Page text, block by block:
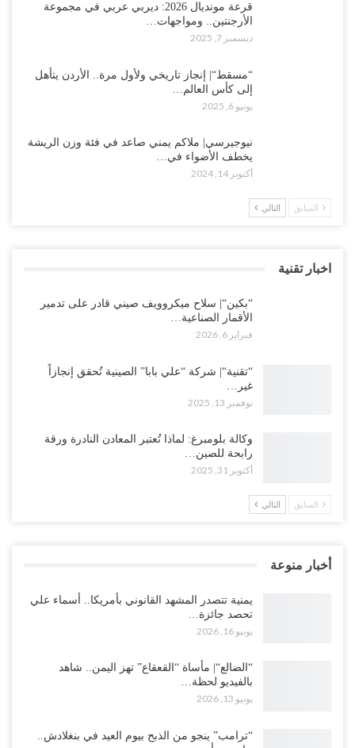
قرعة مونديال 2026: ديربي عربي في مجموعة
الأرجنتين.. ومواجهات…
ديسمبر 7, 2025
“مسقط“| إنجاز تاريخي ولأول مرة.. الأردن يتأهل
إلى كأس العالم…
يونيو 6, 2025
نيوجيرسي| ملاكم يمني صاعد في فئة وزن الريشة
يخطف الأضواء في…
أكتوبر 14, 2024
السابق التالي
اخبار تقنية
“بكين“| سلاح ميكروويف صيني قادر على تدمير
الأقمار الصناعية…
فبراير 6, 2026
“تقنية“| شركة “علي بابا” الصينية تُحقق إنجازاً
غير…
نوفمبر 13, 2025
وكالة بلومبرغ: لماذا تُعتبر المعادن النادرة ورقة
رابحة للصين…
أكتوبر 31, 2025
السابق التالي
أخبار منوعة
يمنية تتصدر المشهد القانوني بأمريكا.. أسماء علي
تحصد جائزة…
يونيو 16, 2026
“الضالع“| مأساة “القعقاع” تهز اليمن.. شاهد
بالفيديو لحظة…
يونيو 13, 2026
“ترامب” ينجو من الذبح بيوم العيد في بنغلادش..